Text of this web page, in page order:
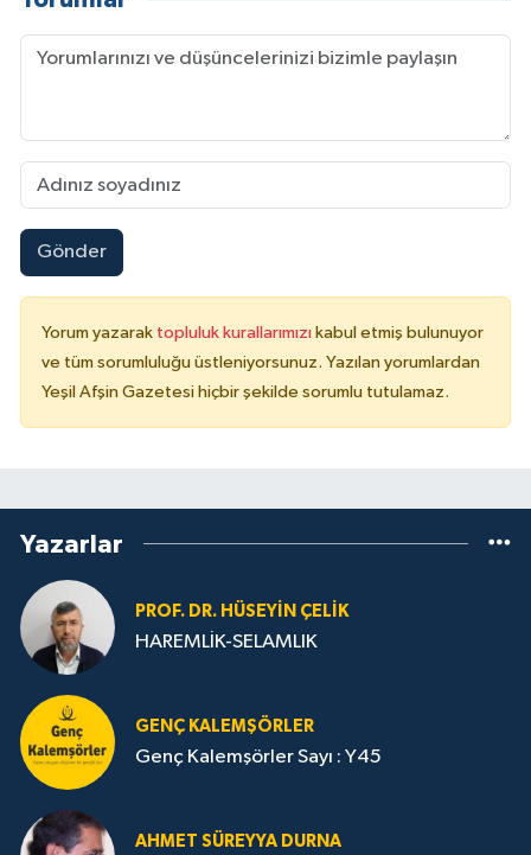
Gönder
Yorum yazarak topluluk kurallarımızı kabul etmiş bulunuyor
ve tüm sorumluluğu üstleniyorsunuz. Yazılan yorumlardan
Yeşil Afşin Gazetesi hiçbir şekilde sorumlu tutulamaz.
Yazarlar
PROF. DR. HÜSEYIN ÇELIK
HAREMLİK-SELAMLIK
GENÇ KALEMŞÖRLER
Genç Kalemşörler Sayı : Y45
AHMET SÜREYYA DURNA